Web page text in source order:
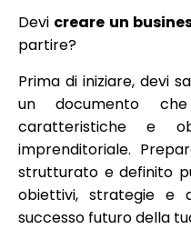
Devi creare un
partire?
Prima di iniziare, devi
un documento
caratteristiche e
imprenditoriale.
strutturato e definito
obiettivi, strategie e
successo futuro della